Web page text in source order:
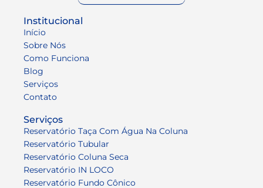
Institucional
Início
Sobre Nós
Como Funciona
Blog
Serviços
Contato
Serviços
Reservatório Taça Com Água Na Coluna
Reservatório Tubular
Reservatório Coluna Seca
Reservatório IN LOCO
Reservatório Fundo Cônico